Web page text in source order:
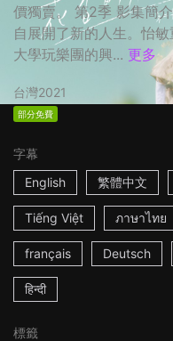
價獨賣。 第2季 影集簡
自展開了新的人生。怡
大學玩樂團的興... 更多
台灣2021
部分免費
字幕
English
繁體中文
Tiếng Việt ภาษาไทย
français Deutsch
हिन्दी
標籤